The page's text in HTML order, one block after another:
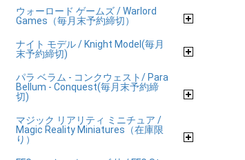
ウォーロード ゲームズ / Warlord
Games（毎月末予約締切）
ナイト モデル / Knight Model(毎月
末予約締切)
パラ ベラム - コンクウェスト/ Para
Bellum - Conquest(毎月末予約締
切)
マジック リアリティ ミニチュア /
Magic Reality Miniatures（在庫限
り）